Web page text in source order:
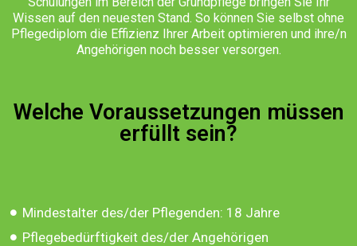
Wissen auf den neuesten Stand. So können Sie selbst ohne
Pflegediplom die Effizienz Ihrer Arbeit optimieren und ihre/n
Angehörigen noch besser versorgen.
Welche Voraussetzungen müssen
erfüllt sein?
Mindestalter des/der Pflegenden: 18 Jahre
Pflegebedürftigkeit des/der Angehörigen